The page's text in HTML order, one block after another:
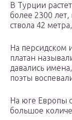
В Турции
более 2300 лет,
ствола 42
На персидском
платан
давались
поэты
На юге Европы
большое